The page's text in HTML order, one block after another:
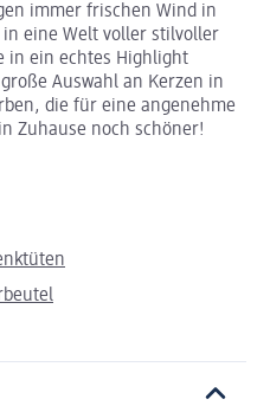
immer frischen Wind in
in eine Welt voller stilvoller
in ein echtes Highlight
Auswahl an Kerzen in
die für eine angenehme
Zuhause noch schöner!